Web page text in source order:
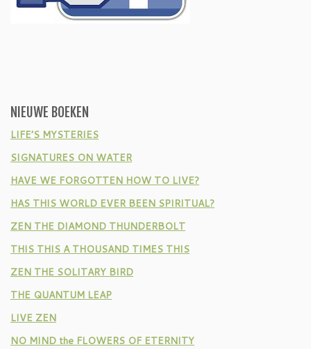
NIEUWE BOEKEN
LIFE’S MYSTERIES
SIGNATURES ON WATER
HAVE WE FORGOTTEN HOW TO LIVE?
HAS THIS WORLD EVER BEEN SPIRITUAL?
ZEN THE DIAMOND THUNDERBOLT
THIS THIS A THOUSAND TIMES THIS
ZEN THE SOLITARY BIRD
THE QUANTUM LEAP
LIVE ZEN
NO MIND the FLOWERS OF ETERNITY